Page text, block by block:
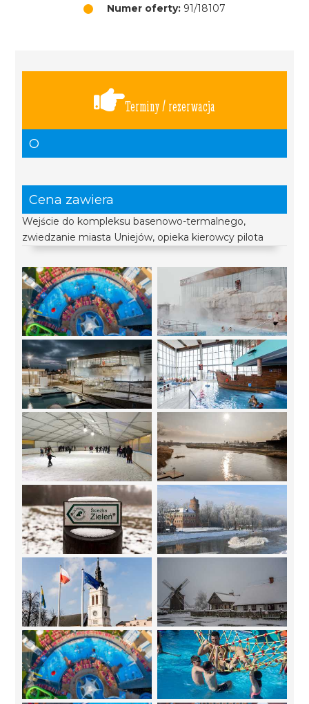
Numer oferty: 91/18107
Terminy / rezerwacja
O
Cena zawiera
Wejście do kompleksu basenowo-termalnego,
zwiedzanie miasta Uniejów, opieka kierowcy pilota